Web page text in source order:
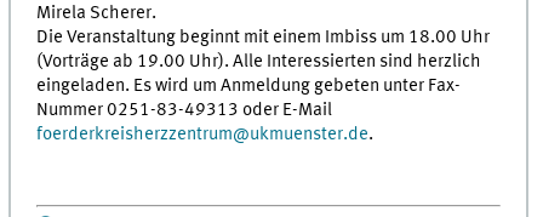
Mirela Scherer.
Die Veranstaltung beginnt mit einem Imbiss um 18.00 Uhr
(Vorträge ab 19.00 Uhr). Alle Interessierten sind herzlich
eingeladen. Es wird um Anmeldung gebeten unter Fax-
Nummer 0251-83-49313 oder E-Mail
foerderkreisherzzentrum@ukmuenster.de.